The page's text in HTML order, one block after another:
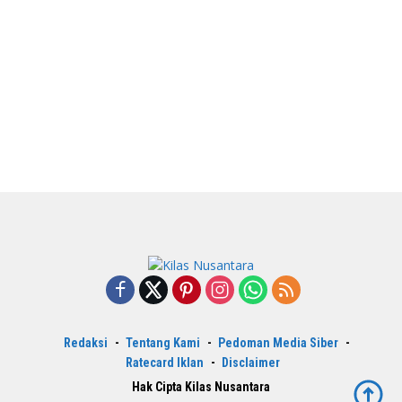
Redaksi Tentang Kami
Pedoman Media Siber
Ratecard Iklan
Disclaimer
Hak Cipta Kilas Nusantara